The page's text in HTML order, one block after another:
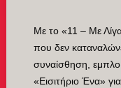
Με το «11 – Με
που δεν
συναίσθηση,
«Εισιτήριο Ένα»